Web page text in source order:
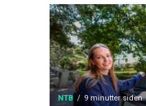
NTB 9 minutter siden